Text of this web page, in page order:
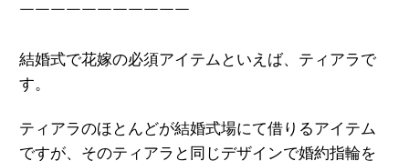
￣￣￣￣￣￣￣￣￣￣￣
結婚式で花嫁の必須アイテムといえば、ティアラで
す。
ティアラのほとんどが結婚式場にて借りるアイテム
ですが、そのティアラと同じデザインで婚約指輪を